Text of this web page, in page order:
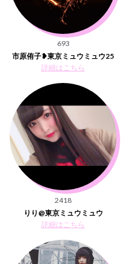
693
市原侑子❥東京ミュウミュウ25
詳細はこちら
2418
りり@東京ミュウミュウ
詳細はこちら